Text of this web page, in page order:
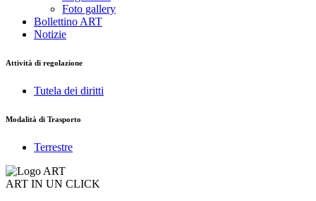
Foto gallery
Bollettino ART
Notizie
Attività di regolazione
Tutela dei diritti
Modalità di Trasporto
Terrestre
ART IN UN CLICK